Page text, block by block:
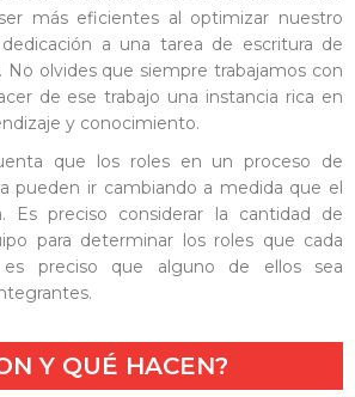
más eficientes al optimizar nuestro
a una tarea de escritura de
No olvides que siempre trabajamos con
de ese trabajo una instancia rica en
y conocimiento.
que los roles en un proceso de
pueden ir cambiando a medida que el
Es preciso considerar la cantidad de
para determinar los roles que cada
preciso que alguno de ellos sea
Y QUÉ HACEN?